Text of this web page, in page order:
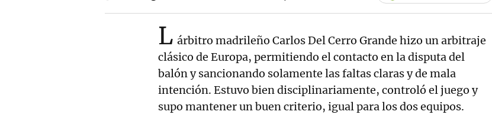
L árbitro madrileño Carlos Del Cerro Grande hizo un arbitraje
clásico de Europa, permitiendo el contacto en la disputa del
balón y sancionando solamente las faltas claras y de mala
intención. Estuvo bien disciplinariamente, controló el juego y
supo mantener un buen criterio, igual para los dos equipos.